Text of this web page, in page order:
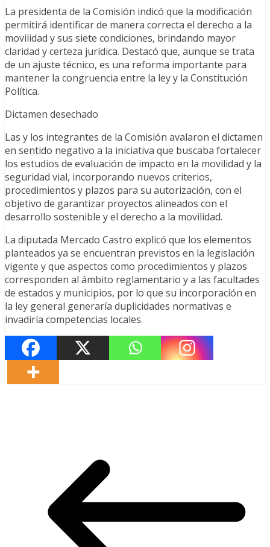
La presidenta de la Comisión indicó que la modificación
permitirá identificar de manera correcta el derecho a la
movilidad y sus siete condiciones, brindando mayor
claridad y certeza jurídica. Destacó que, aunque se trata
de un ajuste técnico, es una reforma importante para
mantener la congruencia entre la ley y la Constitución
Política.
Dictamen desechado
Las y los integrantes de la Comisión avalaron el dictamen
en sentido negativo a la iniciativa que buscaba fortalecer
los estudios de evaluación de impacto en la movilidad y la
seguridad vial, incorporando nuevos criterios,
procedimientos y plazos para su autorización, con el
objetivo de garantizar proyectos alineados con el
desarrollo sostenible y el derecho a la movilidad.
La diputada Mercado Castro explicó que los elementos
planteados ya se encuentran previstos en la legislación
vigente y que aspectos como procedimientos y plazos
corresponden al ámbito reglamentario y a las facultades
de estados y municipios, por lo que su incorporación en
la ley general generaría duplicidades normativas e
invadiría competencias locales.